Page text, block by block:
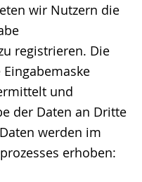
wir Nutzern die
registrieren. Die
und
der Daten an Dritte
werden im
erhoben: